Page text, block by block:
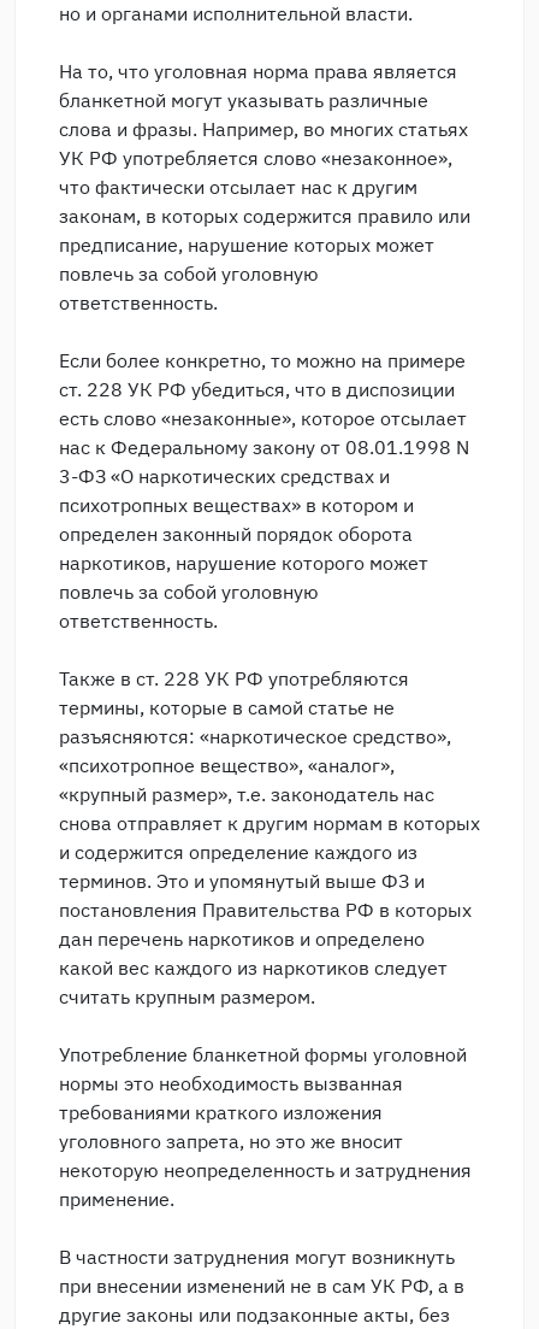
но и органами исполнительной власти.
На то, что уголовная норма права является
бланкетной могут указывать различные
слова и фразы. Например, во многих статьях
УК РФ употребляется слово «незаконное»,
что фактически отсылает нас к другим
законам, в которых содержится правило или
предписание, нарушение которых может
повлечь за собой уголовную
ответственность.
Если более конкретно, то можно на примере
ст. 228 УК РФ убедиться, что в диспозиции
есть слово «незаконные», которое отсылает
нас к Федеральному закону от 08.01.1998 N
3-ФЗ «О наркотических средствах и
психотропных веществах» в котором и
определен законный порядок оборота
наркотиков, нарушение которого может
повлечь за собой уголовную
ответственность.
Также в ст. 228 УК РФ употребляются
термины, которые в самой статье не
разъясняются: «наркотическое средство»,
«психотропное вещество», «аналог»,
«крупный размер», т.е. законодатель нас
снова отправляет к другим нормам в которых
и содержится определение каждого из
терминов. Это и упомянутый выше ФЗ и
постановления Правительства РФ в которых
дан перечень наркотиков и определено
какой вес каждого из наркотиков следует
считать крупным размером.
Употребление бланкетной формы уголовной
нормы это необходимость вызванная
требованиями краткого изложения
уголовного запрета, но это же вносит
некоторую неопределенность и затруднения
применение.
В частности затруднения могут возникнуть
при внесении изменений не в сам УК РФ, а в
другие законы или подзаконные акты, без